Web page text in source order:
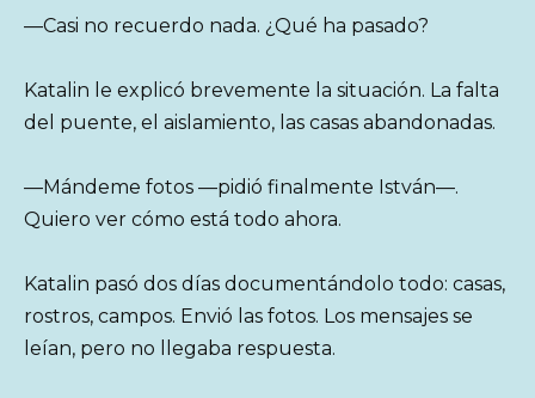
—Casi no recuerdo nada. ¿Qué ha pasado?
Katalin le explicó brevemente la situación. La falta
del puente, el aislamiento, las casas abandonadas.
—Mándeme fotos —pidió finalmente István—.
Quiero ver cómo está todo ahora.
Katalin pasó dos días documentándolo todo: casas,
rostros, campos. Envió las fotos. Los mensajes se
leían, pero no llegaba respuesta.